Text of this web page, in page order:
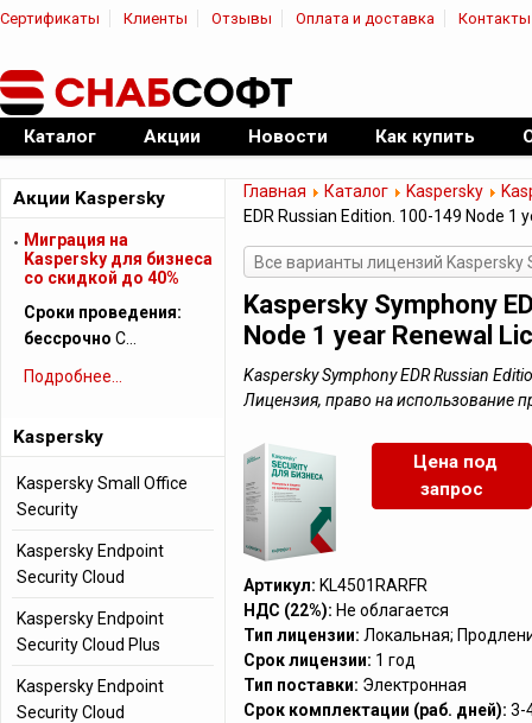
Сертификаты Клиенты Отзывы Оплата и доставка Контакты
Официальный дилер ПО
Каталог Акции Новости Как купить
Главная Каталог Kaspersky
EDR Russian Edition. 100-149 Node 1
Все варианты лицензий Kaspersky
Kaspersky Symphony
Node 1 year Renewal
Kaspersky Symphony EDR Russian
Лицензия, право на использование
Цена под
запрос
Артикул: KL4501RARFR
НДС (22%): Не облагается
Тип лицензии: Локальная;
Срок лицензии: 1 год
Тип поставки: Электронная
Срок комплектации (раб. дней): 3-
Акции Kaspersky
Миграция на
Kaspersky для бизнеса
cо скидкой до 40%
Сроки проведения:
бессрочно С…
Подробнее...
Kaspersky
Kaspersky Small Office
Security
Kaspersky Endpoint
Security Cloud
Kaspersky Endpoint
Security Cloud Plus
Kaspersky Endpoint
Security Cloud